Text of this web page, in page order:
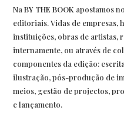
NaBY THE BOOK apostamos
editoriais. Vidas de empresas,
instituições, obras de artistas,
internamente, ou através de
componentes da edição:
ilustração, pós-produção de
meios, gestão de projectos,
e lançamento.